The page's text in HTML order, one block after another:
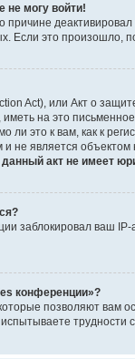
не могу войти!
причине
это произошло,
Act), или Акт о
на это
ли это к вам, как к
не является
акт не имеет
заблокировал ваш
конференции»?
позволяют вам